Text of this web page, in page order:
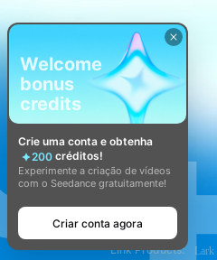
Link Products: Lark
Welcome
bonus
credits
Crie uma conta e obtenha
200 créditos!
Experimente a criação de vídeos
com o Seedance gratuitamente!
Criar conta agora